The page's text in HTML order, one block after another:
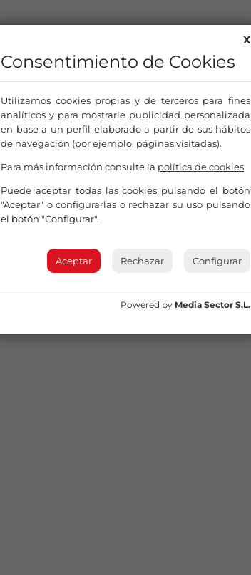
X
Consentimiento de Cookies
Utilizamos cookies propias y de terceros para fines
analíticos y para mostrarle publicidad personalizada
en base a un perfil elaborado a partir de sus hábitos
de navegación (por ejemplo, páginas visitadas).
Para más información consulte la política de cookies.
Puede aceptar todas las cookies pulsando el botón
"Aceptar" o configurarlas o rechazar su uso pulsando
el botón "Configurar".
Aceptar Rechazar Configurar
Powered by Media Sector S.L.